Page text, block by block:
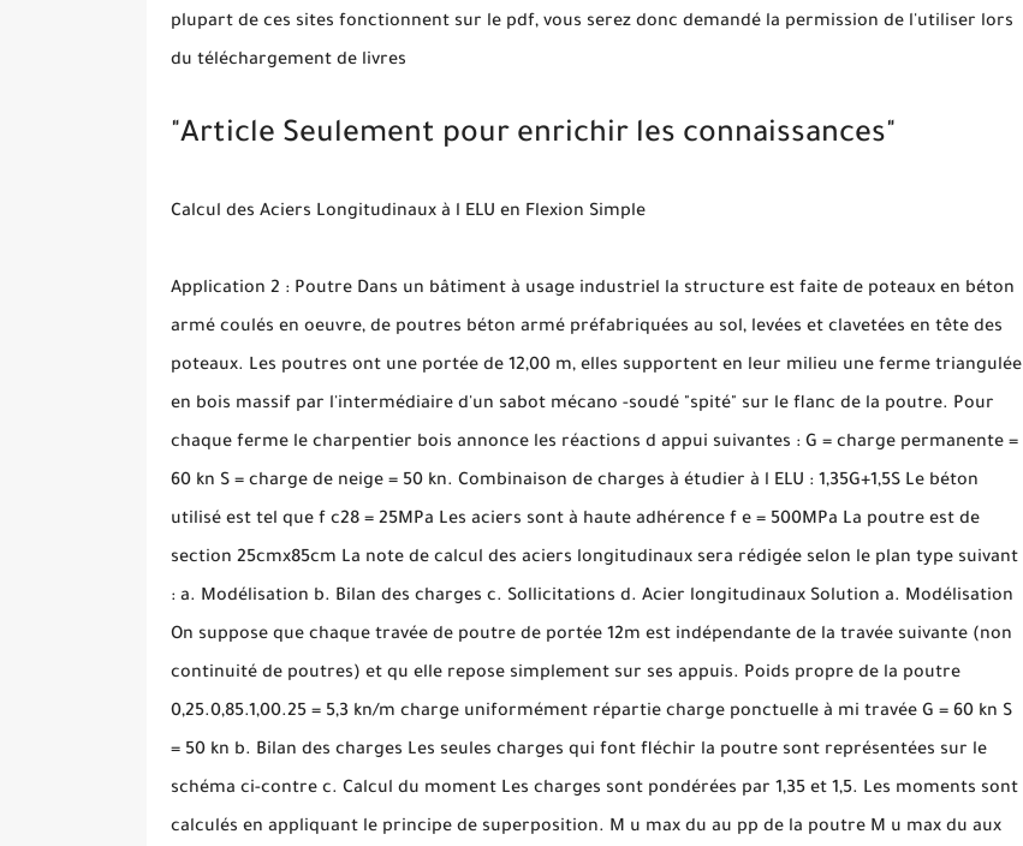
plupart de ces sites fonctionnent sur le pdf, vous serez donc demandé la permission de l'utiliser lors
du téléchargement de livres
"Article Seulement pour enrichir les connaissances"
Calcul des Aciers Longitudinaux à l ELU en Flexion Simple
Application 2 : Poutre Dans un bâtiment à usage industriel la structure est faite de poteaux en béton
armé coulés en oeuvre, de poutres béton armé préfabriquées au sol, levées et clavetées en tête des
poteaux. Les poutres ont une portée de 12,00 m, elles supportent en leur milieu une ferme triangulée
en bois massif par l'intermédiaire d'un sabot mécano -soudé "spité" sur le flanc de la poutre. Pour
chaque ferme le charpentier bois annonce les réactions d appui suivantes : G = charge permanente =
60 kn S = charge de neige = 50 kn. Combinaison de charges à étudier à l ELU : 1,35G+1,5S Le béton
utilisé est tel que f c28 = 25MPa Les aciers sont à haute adhérence f e = 500MPa La poutre est de
section 25cmx85cm La note de calcul des aciers longitudinaux sera rédigée selon le plan type suivant
: a. Modélisation b. Bilan des charges c. Sollicitations d. Acier longitudinaux Solution a. Modélisation
On suppose que chaque travée de poutre de portée 12m est indépendante de la travée suivante (non
continuité de poutres) et qu elle repose simplement sur ses appuis. Poids propre de la poutre
0,25.0,85.1,00.25 = 5,3 kn/m charge uniformément répartie charge ponctuelle à mi travée G = 60 kn S
= 50 kn b. Bilan des charges Les seules charges qui font fléchir la poutre sont représentées sur le
schéma ci-contre c. Calcul du moment Les charges sont pondérées par 1,35 et 1,5. Les moments sont
calculés en appliquant le principe de superposition. M u max du au pp de la poutre M u max du aux